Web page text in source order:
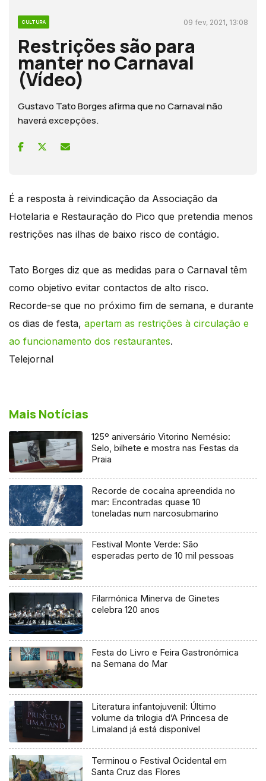
CULTURA 09 fev, 2021, 13:08
Restrições são para
manter no Carnaval
(Vídeo)
Gustavo Tato Borges afirma que no Carnaval não
haverá excepções.
É a resposta à reivindicação da Associação da
Hotelaria e Restauração do Pico que pretendia menos
restrições nas ilhas de baixo risco de contágio.
Tato Borges diz que as medidas para o Carnaval têm
como objetivo evitar contactos de alto risco.
Recorde-se que no próximo fim de semana, e durante
os dias de festa, apertam as restrições à circulação e
ao funcionamento dos restaurantes.
Telejornal
Mais Notícias
125º aniversário Vitorino Nemésio:
Selo, bilhete e mostra nas Festas da
Praia
Recorde de cocaína apreendida no
mar: Encontradas quase 10
toneladas num narcosubmarino
Festival Monte Verde: São
esperadas perto de 10 mil pessoas
Filarmónica Minerva de Ginetes
celebra 120 anos
Festa do Livro e Feira Gastronómica
na Semana do Mar
Literatura infantojuvenil: Último
volume da trilogia d’A Princesa de
Limaland já está disponível
Terminou o Festival Ocidental em
Santa Cruz das Flores